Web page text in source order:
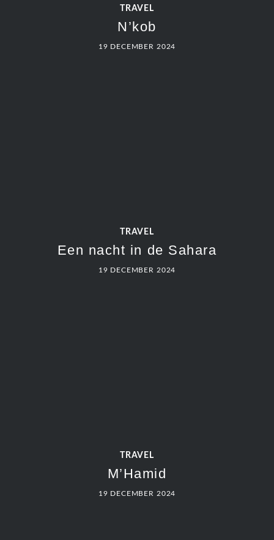
TRAVEL
N’kob
19 DECEMBER 2024
TRAVEL
Een nacht in de Sahara
19 DECEMBER 2024
TRAVEL
M’Hamid
19 DECEMBER 2024